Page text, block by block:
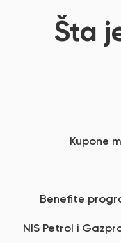
Šta
Kupone
Benefite
NIS Petrol i